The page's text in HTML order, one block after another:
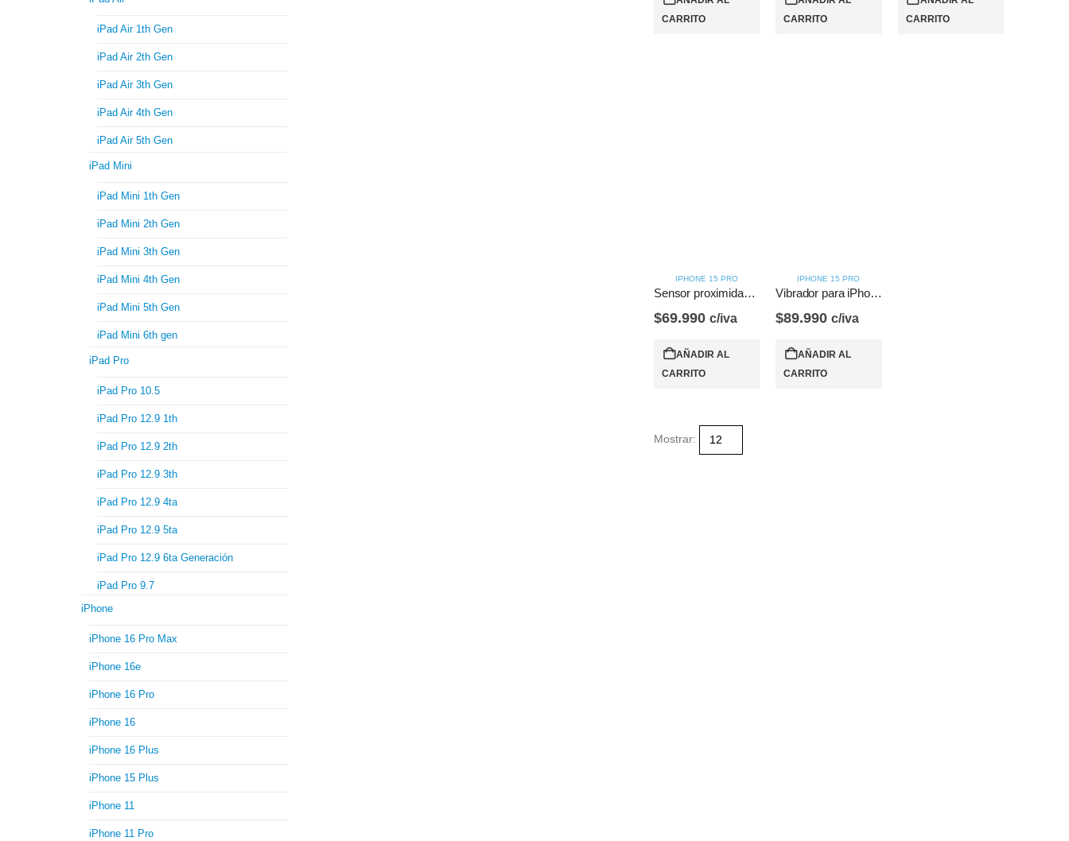
CARRITO
CARRITO
CARRITO
IPHONE 15 PRO
Sensor proximidad para iPhone 15 Pro
$69.990 c/iva
AÑADIR AL
CARRITO
IPHONE 15 PRO
Vibrador para iPhone 15 Pro
$89.990 c/iva
AÑADIR AL
CARRITO
Mostrar:
iPad Air 1th Gen
iPad Air 2th Gen
iPad Air 3th Gen
iPad Air 4th Gen
iPad Air 5th Gen
iPad Mini
iPad Mini 1th Gen
iPad Mini 2th Gen
iPad Mini 3th Gen
iPad Mini 4th Gen
iPad Mini 5th Gen
iPad Mini 6th gen
iPad Pro
iPad Pro 10.5
iPad Pro 12.9 1th
iPad Pro 12.9 2th
iPad Pro 12.9 3th
iPad Pro 12.9 4ta
iPad Pro 12.9 5ta
iPad Pro 12.9 6ta Generación
iPad Pro 9.7
iPhone
iPhone 16 Pro Max
iPhone 16e
iPhone 16 Pro
iPhone 16
iPhone 16 Plus
iPhone 15 Plus
iPhone 11
iPhone 11 Pro